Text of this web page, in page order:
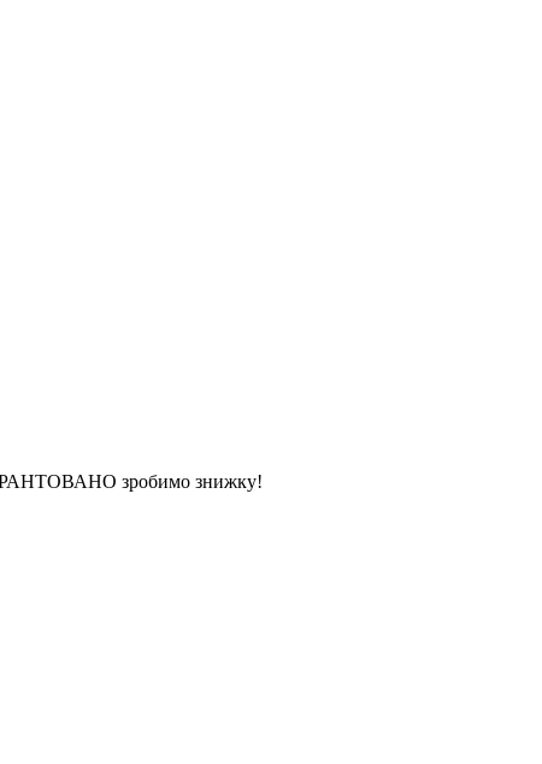
зробимо знижку!